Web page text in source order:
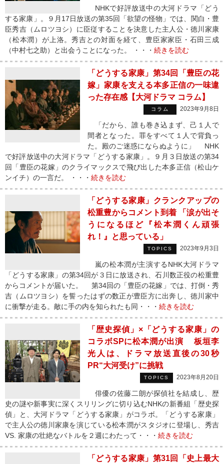
NHKで好評放送中の大河ドラマ「どう
する家康」。９月17日放送の第35回「欲望の怪物」では、関白・豊
臣秀吉（ムロツヨシ）に臣従することを決意した主人公・徳川家康
（松本潤）が上洛。秀吉との対面を経て、豊臣家家臣・石田三成
（中村七之助）と出会うことになった。 ・・・ 続きを読む
「どうする家康」第34回「豊臣の花
嫁」家康を支える本多正信の一味違
った存在感【大河ドラマ コラム】
コラム 2023年9月8日
「だから、誰も巻き込まず、己１人で
間者となった。罪をすべて１人で背負っ
た。殿のご迷惑にならぬように」 NHK
で好評放送中の大河ドラマ「どうする家康」。９月３日放送の第34
回「豊臣の花嫁」のクライマックスで飛び出した本多正信（松山ケ
ンイチ）の一言だ。 ・・・ 続きを読む
「どうする家康」クランクアップの
松重豊からコメント到着 「涙が出そ
うになるほど『松本潤くん頑張
れ！』と思っている」
TOPICS 2023年9月3日
嵐の松本潤が主演するNHK大河ドラマ
「どうする家康」の第34回が３日に放送され、石川数正役の松重豊
からコメントが届いた。 第34回の「豊臣の花嫁」では、打倒・秀
吉（ムロツヨシ）を誓ったはずの数正が豊臣方に出奔し、徳川家中
に衝撃が走る。敵に手の内を知られたも同・・・ 続きを読む
「歴史探偵」×「どうする家康」の
コラボSPに松本潤が出演 板垣李
光人は、ドラマ放送直後の30秒
PR“大河受け”に挑戦
TOPICS 2023年8月20日
俳優の佐藤二朗が探偵社を結成し、歴
史の謎や新事実に深くスリリングに切り込むNHKの新番組「歴史探
偵」と、大河ドラマ「どうする家康」がコラボ。「どうする家康」
で主人公の徳川家康を演じている松本潤がスタジオに登場し、秀吉
VS. 家康の壮絶なバトルを２週にわたって・・・ 続きを読む
「どうする家康」第31回「史上最大